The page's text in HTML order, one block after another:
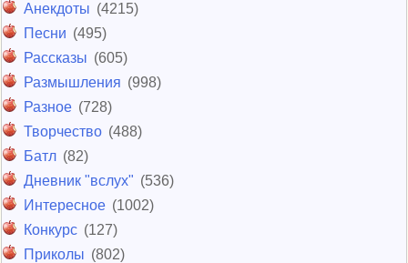
Анекдоты (4215)
Песни (495)
Рассказы (605)
Размышления (998)
Разное (728)
Творчество (488)
Батл (82)
Дневник "вслух" (536)
Интересное (1002)
Конкурс (127)
Приколы (802)